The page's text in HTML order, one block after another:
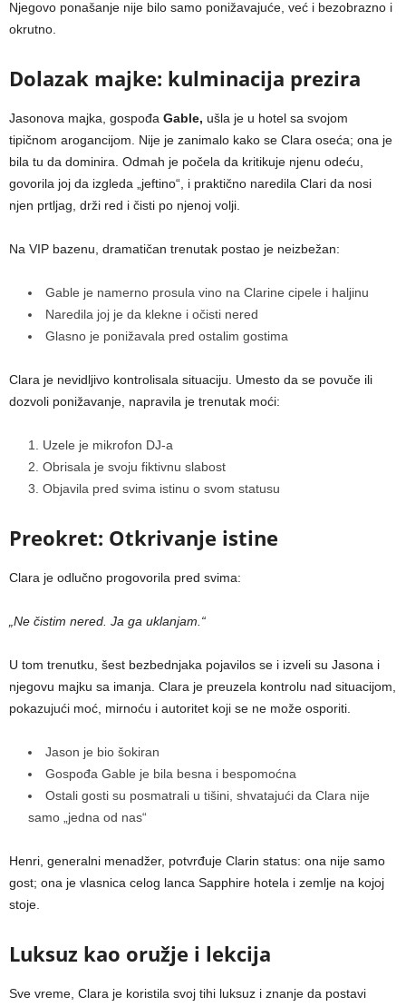
Njegovo ponašanje nije bilo samo ponižavajuće, već i bezobrazno i
okrutno.
Dolazak majke: kulminacija prezira
Jasonova majka, gospođa Gable, ušla je u hotel sa svojom
tipičnom arogancijom. Nije je zanimalo kako se Clara oseća; ona je
bila tu da dominira. Odmah je počela da kritikuje njenu odeću,
govorila joj da izgleda „jeftino“, i praktično naredila Clari da nosi
njen prtljag, drži red i čisti po njenoj volji.
Na VIP bazenu, dramatičan trenutak postao je neizbežan:
Gable je namerno prosula vino na Clarine cipele i haljinu
Naredila joj je da klekne i očisti nered
Glasno je ponižavala pred ostalim gostima
Clara je nevidljivo kontrolisala situaciju. Umesto da se povuče ili
dozvoli ponižavanje, napravila je trenutak moći:
Uzele je mikrofon DJ-a
Obrisala je svoju fiktivnu slabost
Objavila pred svima istinu o svom statusu
Preokret: Otkrivanje istine
Clara je odlučno progovorila pred svima:
„Ne čistim nered. Ja ga uklanjam.“
U tom trenutku, šest bezbednjaka pojavilos se i izveli su Jasona i
njegovu majku sa imanja. Clara je preuzela kontrolu nad situacijom,
pokazujući moć, mirnoću i autoritet koji se ne može osporiti.
Jason je bio šokiran
Gospođa Gable je bila besna i bespomoćna
Ostali gosti su posmatrali u tišini, shvatajući da Clara nije
samo „jedna od nas“
Henri, generalni menadžer, potvrđuje Clarin status: ona nije samo
gost; ona je vlasnica celog lanca Sapphire hotela i zemlje na kojoj
stoje.
Luksuz kao oružje i lekcija
Sve vreme, Clara je koristila svoj tihi luksuz i znanje da postavi